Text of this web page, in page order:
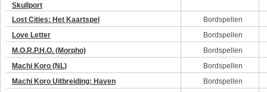
Skullport
Lost Cities: Het Kaartspel
Bordspellen
Love Letter
Bordspellen
M.O.R.P.H.O. (Morpho)
Bordspellen
Machi Koro (NL)
Bordspellen
Machi Koro Uitbreiding: Haven
Bordspellen